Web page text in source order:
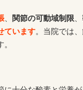
関節の可動域制限
ています。当院では